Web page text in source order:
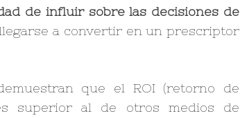
de influir sobre las decisiones de
a convertir en un prescriptor
que el ROI (retorno de
superior al de otros medios de